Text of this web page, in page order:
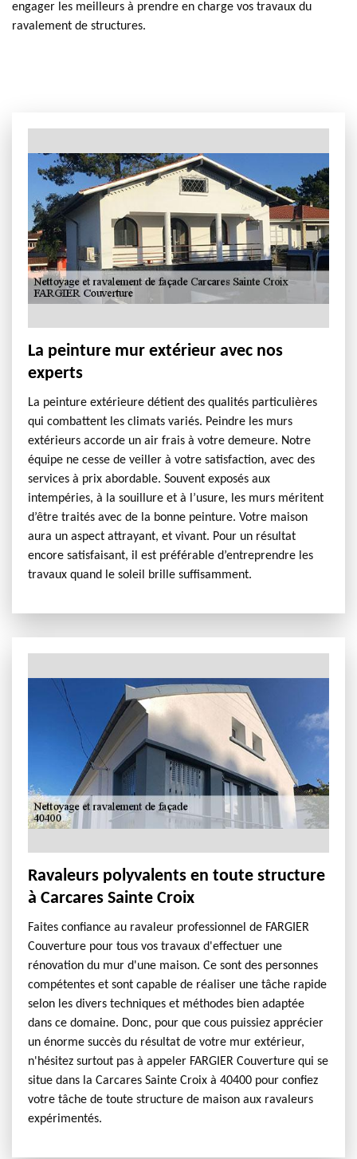
engager les meilleurs à prendre en charge vos travaux du
ravalement de structures.
La peinture mur extérieur avec nos
experts
La peinture extérieure détient des qualités particulières
qui combattent les climats variés. Peindre les murs
extérieurs accorde un air frais à votre demeure. Notre
équipe ne cesse de veiller à votre satisfaction, avec des
services à prix abordable. Souvent exposés aux
intempéries, à la souillure et à l’usure, les murs méritent
d’être traités avec de la bonne peinture. Votre maison
aura un aspect attrayant, et vivant. Pour un résultat
encore satisfaisant, il est préférable d’entreprendre les
travaux quand le soleil brille suffisamment.
Ravaleurs polyvalents en toute structure
à Carcares Sainte Croix
Faites confiance au ravaleur professionnel de FARGIER
Couverture pour tous vos travaux d'effectuer une
rénovation du mur d'une maison. Ce sont des personnes
compétentes et sont capable de réaliser une tâche rapide
selon les divers techniques et méthodes bien adaptée
dans ce domaine. Donc, pour que cous puissiez apprécier
un énorme succès du résultat de votre mur extérieur,
n'hésitez surtout pas à appeler FARGIER Couverture qui se
situe dans la Carcares Sainte Croix à 40400 pour confiez
votre tâche de toute structure de maison aux ravaleurs
expérimentés.